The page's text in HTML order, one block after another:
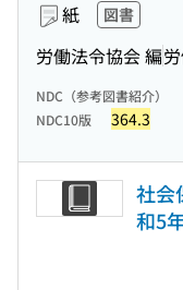
紙 図書
労働法令協会 編
NDC（参考図書紹介）
NDC10版 364.3
社会
和5